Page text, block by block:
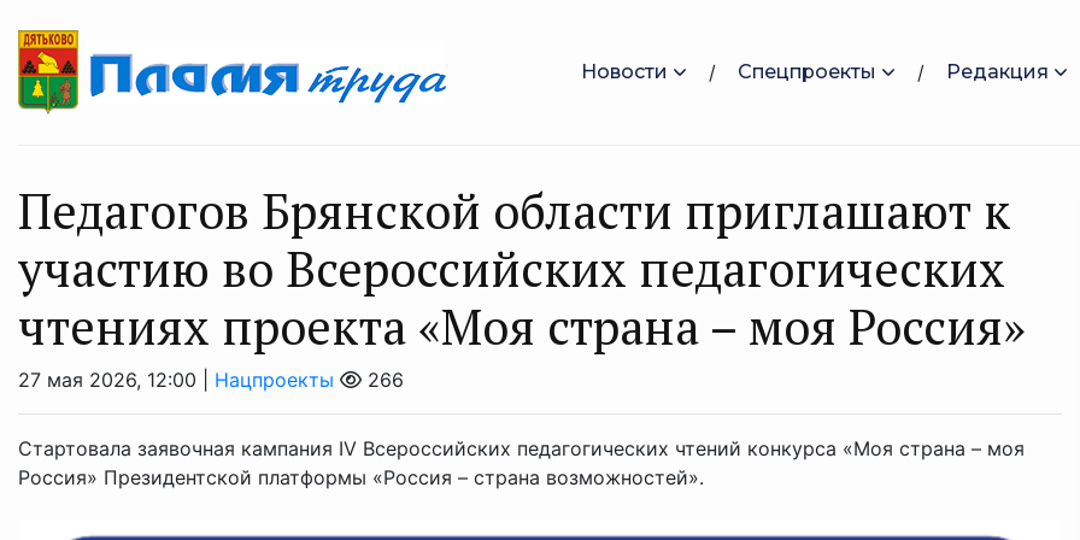
Новости Спецпроекты Редакция
Педагогов Брянской области приглашают к
участию во Всероссийских педагогических
чтениях проекта «Моя страна – моя Россия»
27 мая 2026, 12:00 | Нацпроекты 266
Стартовала заявочная кампания IV Всероссийских педагогических чтений конкурса «Моя страна – моя
Россия» Президентской платформы «Россия – страна возможностей».